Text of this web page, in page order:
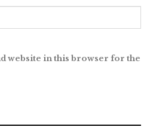
website in this browser for the